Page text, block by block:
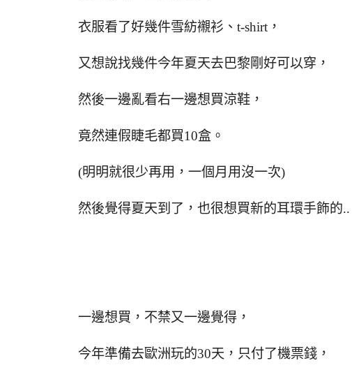
衣服看了好幾件雪紡襯衫、t-shirt，
又想說找幾件今年夏天去巴黎剛好可以穿，
然後一邊亂看右一邊想買涼鞋，
竟然連假睫毛都買10盒。
(明明就很少再用，一個月用沒一次)
然後覺得夏天到了，也很想買新的耳環手飾的..
一邊想買，不禁又一邊覺得，
今年準備去歐洲玩的30天，只付了機票錢，